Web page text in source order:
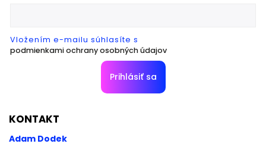
Vložením e-mailu súhlasíte s
podmienkami ochrany osobných údajov
Prihlásiť sa
KONTAKT
Adam Dodek